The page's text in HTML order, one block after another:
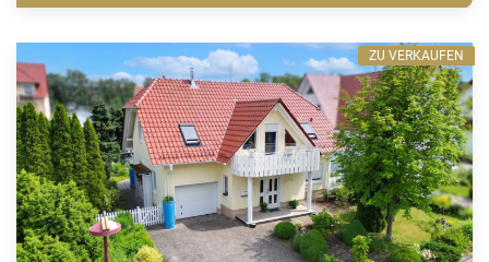
ZU VERKAUFEN